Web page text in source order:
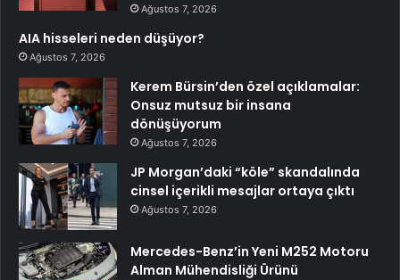
Ağustos 7, 2026
AIA hisseleri neden düşüyor?
Ağustos 7, 2026
Kerem Bürsin’den özel açıklamalar:
Onsuz mutsuz bir insana
dönüşüyorum
Ağustos 7, 2026
JP Morgan’daki “köle” skandalında
cinsel içerikli mesajlar ortaya çıktı
Ağustos 7, 2026
Mercedes-Benz’in Yeni M252 Motoru
Alman Mühendisliği Ürünü